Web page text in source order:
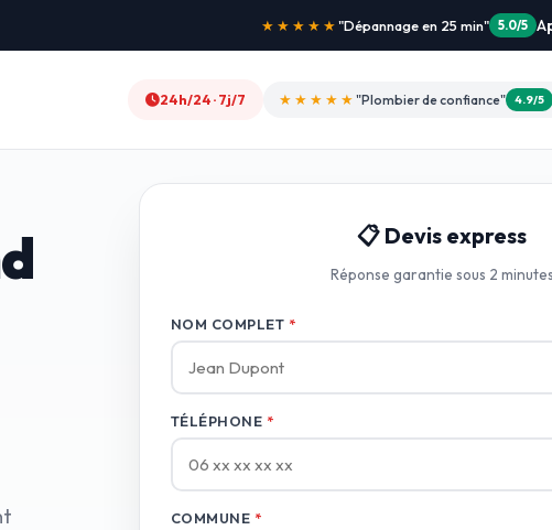
★★★★☆"Prix transparents" 4.8/5
24h/24 · 7j/7 ★★★★★ "Plombier de confiance" 4.9/5
📋 Devis express
Réponse garantie sous 2 minutes
NOM COMPLET *
TÉLÉPHONE *
COMMUNE *